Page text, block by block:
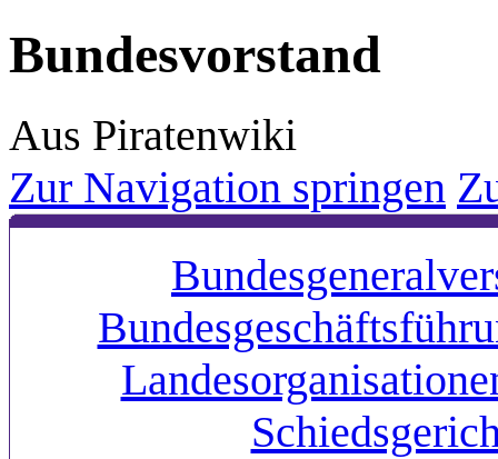
Bundesvorstand
Aus Piratenwiki
Zur Navigation springen